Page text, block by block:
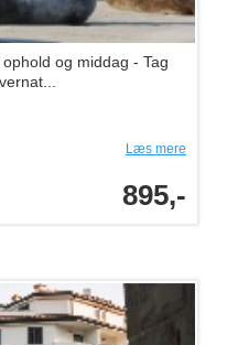
og middag - Tag
Læs mere
895,-